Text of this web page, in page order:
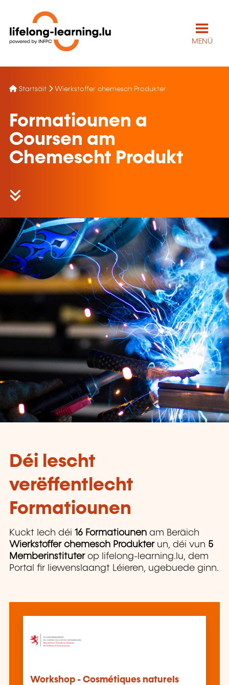
MENÜ
Startsäit Wierkstoffer chemesch Produkter
Formatiounen a
Coursen am
Chemescht Produkt
Déi lescht
verëffentlecht
Formatiounen
Kuckt Iech déi 16 Formatiounen am Beräich
Wierkstoffer chemesch Produkterun, déi vun 5
Memberinstituter op lifelong-learning.lu, dem
Portal fir liewenslaangt Léieren, ugebuede ginn.
Workshop - Cosmétiques naturels